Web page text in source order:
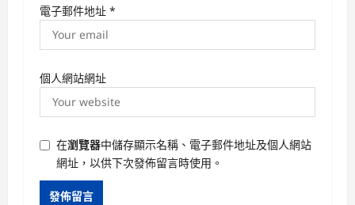
電子郵件地址 *
個人網站網址
在瀏覽器中儲存顯示名稱、電子郵件地址及個人網站
網址，以供下次發佈留言時使用。